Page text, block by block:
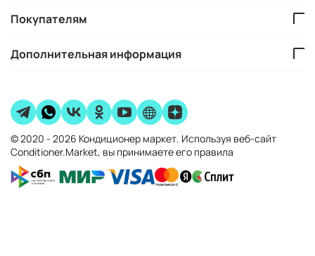
Покупателям
Дополнительная информация
© 2020 - 2026 Кондиционер маркет. Используя веб-сайт
Conditioner.Market, вы принимаете его правила